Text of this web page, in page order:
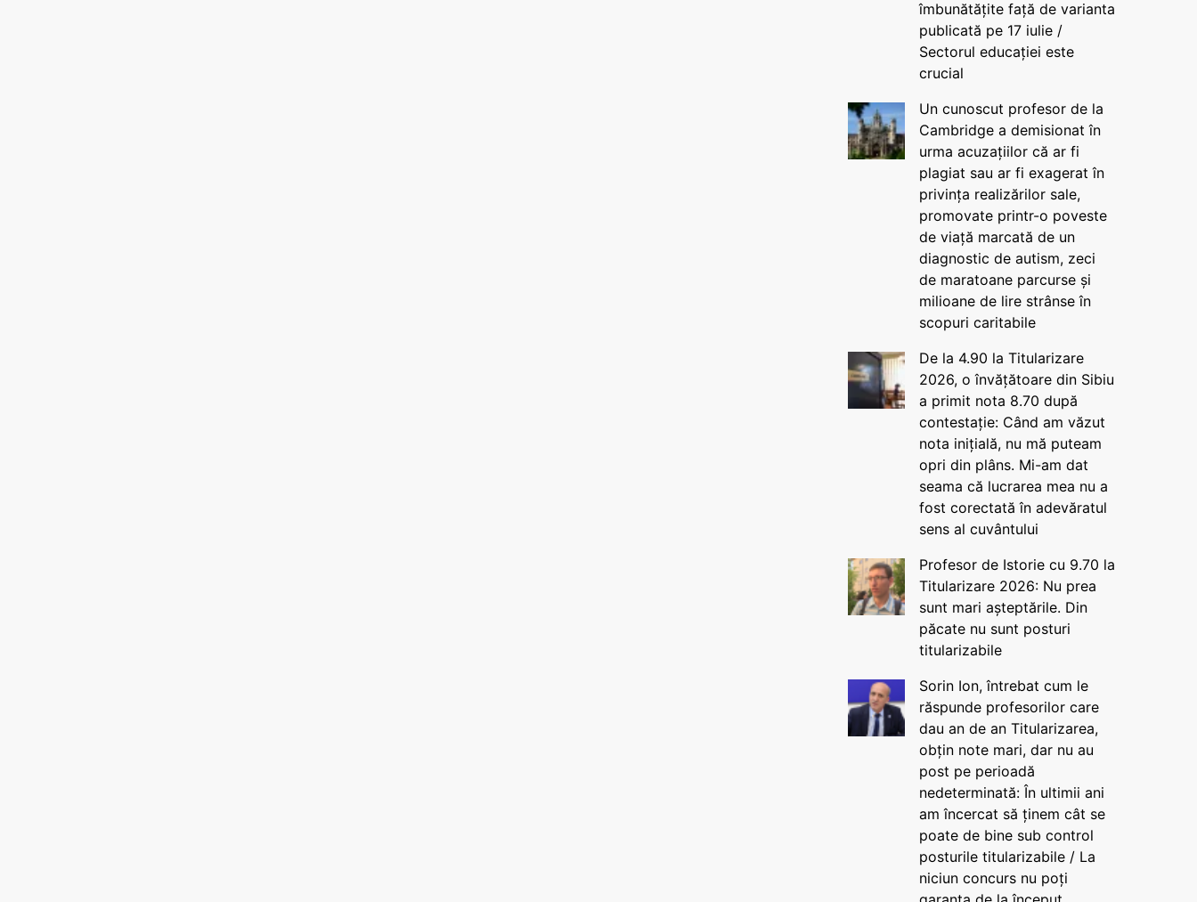
îmbunătățite față de varianta
publicată pe 17 iulie /
Sectorul educației este
crucial
Un cunoscut profesor de la
Cambridge a demisionat în
urma acuzațiilor că ar fi
plagiat sau ar fi exagerat în
privința realizărilor sale,
promovate printr-o poveste
de viață marcată de un
diagnostic de autism, zeci
de maratoane parcurse și
milioane de lire strânse în
scopuri caritabile
De la 4.90 la Titularizare
2026, o învățătoare din Sibiu
a primit nota 8.70 după
contestație: Când am văzut
nota inițială, nu mă puteam
opri din plâns. Mi-am dat
seama că lucrarea mea nu a
fost corectată în adevăratul
sens al cuvântului
Profesor de Istorie cu 9.70 la
Titularizare 2026: Nu prea
sunt mari așteptările. Din
păcate nu sunt posturi
titularizabile
Sorin Ion, întrebat cum le
răspunde profesorilor care
dau an de an Titularizarea,
obțin note mari, dar nu au
post pe perioadă
nedeterminată: În ultimii ani
am încercat să ținem cât se
poate de bine sub control
posturile titularizabile / La
niciun concurs nu poți